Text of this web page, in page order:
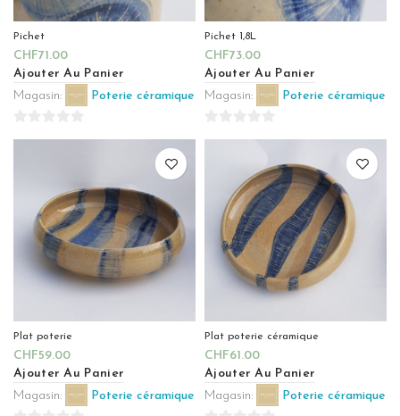
Pichet
CHF71.00
Ajouter Au Panier
Magasin:
Poterie céramique
Pichet 1,8L
CHF73.00
Ajouter Au Panier
Magasin:
Poterie céramique
Plat poterie
CHF59.00
Ajouter Au Panier
Magasin:
Poterie céramique
Plat poterie céramique
CHF61.00
Ajouter Au Panier
Magasin:
Poterie céramique